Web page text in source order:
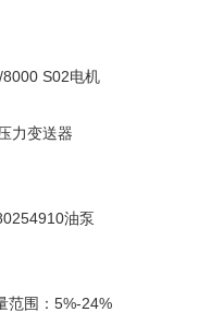
S02电机
力变送器
油泵
范围：5%-24%